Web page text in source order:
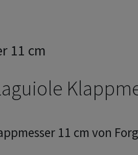
11 cm
11 cm von